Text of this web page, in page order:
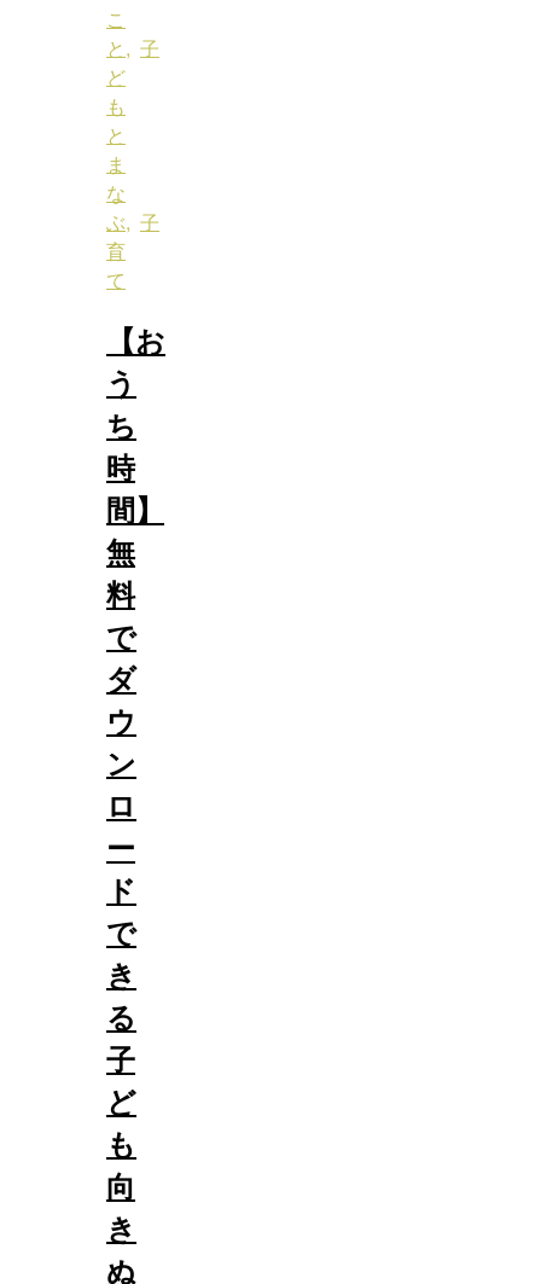
こ
と, 子
ど
も
と
ま
な
ぶ, 子
育
て
【お
う
ち
時
間】
無
料
で
ダ
ウ
ン
ロ
ー
ド
で
き
る
子
ど
も
向
き
ぬ